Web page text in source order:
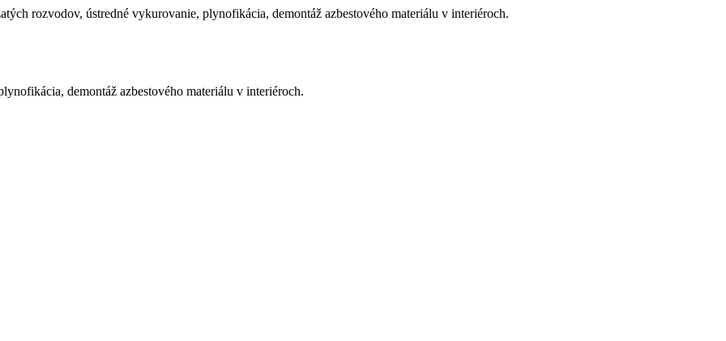
rozvodov, ústredné vykurovanie, plynofikácia, demontáž azbestového materiálu v interiéroch.
demontáž azbestového materiálu v interiéroch.